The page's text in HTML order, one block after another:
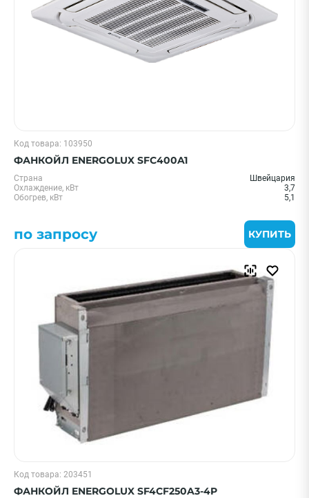
Код товара: 103950
ФАНКОЙЛ ENERGOLUX SFC400A1
Страна
Швейцария
Охлаждение, кВт
3,7
Обогрев, кВт
5,1
по запросу КУПИТЬ
Код товара: 203451
ФАНКОЙЛ ENERGOLUX SF4CF250A3-4P